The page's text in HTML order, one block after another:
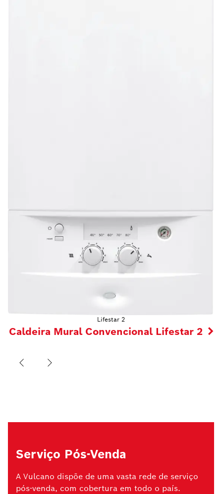
Lifestar 2
Caldeira Mural Convencional Lifestar 2
Serviço Pós-Venda
A Vulcano dispõe de uma vasta rede de serviço
pós-venda, com cobertura em todo o país.